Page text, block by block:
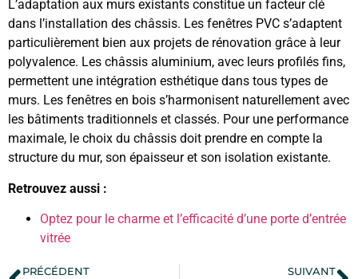
L’adaptation aux murs existants constitue un facteur clé
dans l’installation des châssis. Les fenêtres PVC s’adaptent
particulièrement bien aux projets de rénovation grâce à leur
polyvalence. Les châssis aluminium, avec leurs profilés fins,
permettent une intégration esthétique dans tous types de
murs. Les fenêtres en bois s’harmonisent naturellement avec
les bâtiments traditionnels et classés. Pour une performance
maximale, le choix du châssis doit prendre en compte la
structure du mur, son épaisseur et son isolation existante.
Retrouvez aussi :
Optez pour le charme et l’efficacité d’une porte d’entrée
vitrée
PRÉCÉDENT SUIVANT